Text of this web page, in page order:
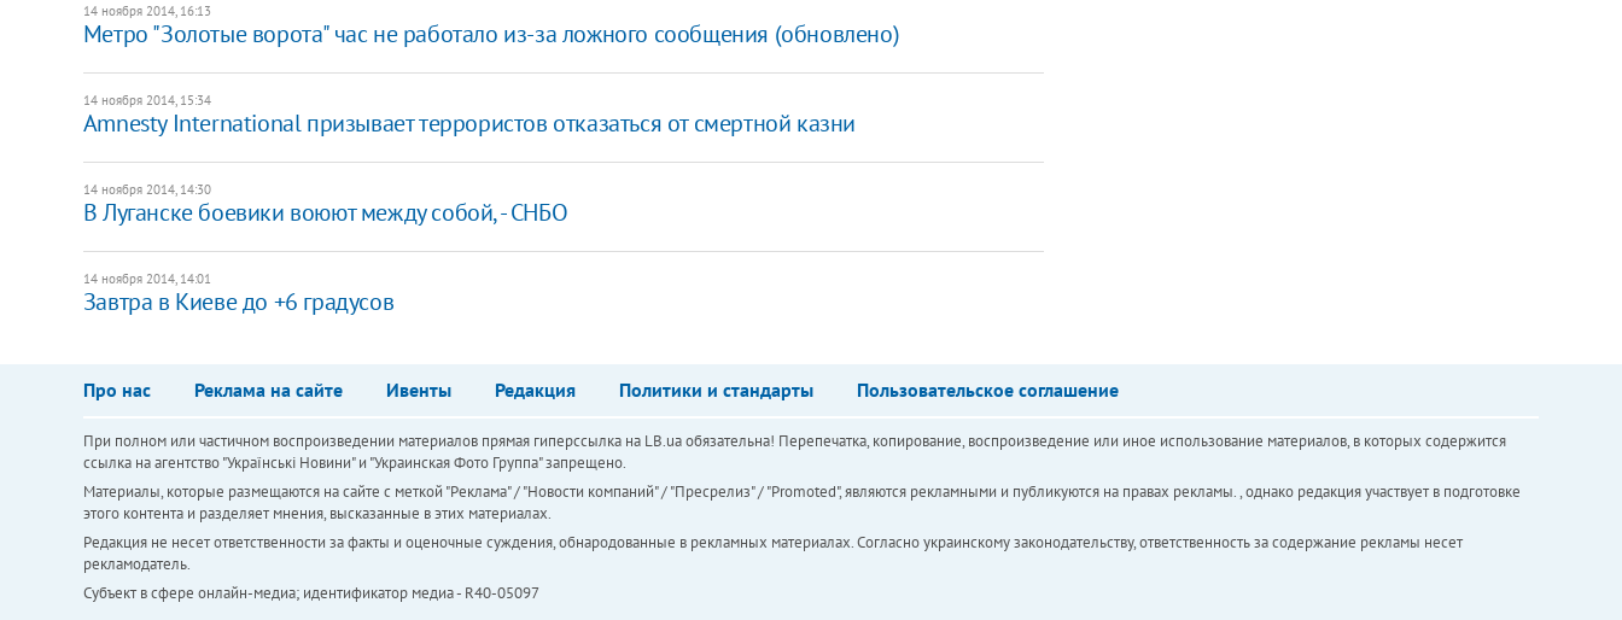
14 ноября 2014, 16:13
Метро "Золотые ворота" час не работало из-за ложного сообщения (обновлено)
14 ноября 2014, 15:34
Amnesty International призывает террористов отказаться от смертной казни
14 ноября 2014, 14:30
В Луганске боевики воюют между собой, - СНБО
14 ноября 2014, 14:01
Завтра в Киеве до +6 градусов
Про нас Реклама на сайте Ивенты Редакция Политики и стандарты Пользовательское соглашение
При полном или частичном воспроизведении материалов прямая гиперссылка на LB.ua обязательна! Перепечатка, копирование, воспроизведение или иное использование материалов, в которых содержится
ссылка на агентство "Українськi Новини" и "Украинская Фото Группа" запрещено.
Материалы, которые размещаются на сайте с меткой "Реклама" / "Новости компаний" / "Пресрелиз" / "Promoted", являются рекламными и публикуются на правах рекламы. , однако редакция участвует в подготовке
этого контента и разделяет мнения, высказанные в этих материалах.
Редакция не несет ответственности за факты и оценочные суждения, обнародованные в рекламных материалах. Согласно украинскому законодательству, ответственность за содержание рекламы несет
рекламодатель.
Субъект в сфере онлайн-медиа; идентификатор медиа - R40-05097